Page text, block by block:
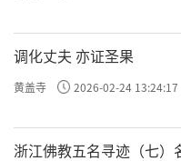
调化丈夫 亦证圣果
黄盖寺 2026-02-24 13:24:17
浙江佛教五名寻迹（七